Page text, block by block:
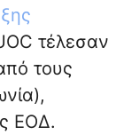
τέλεσαν
τους
ΕΟΔ.